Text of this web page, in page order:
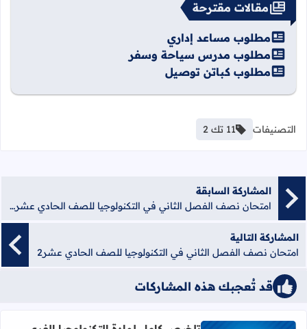
مقالات مقترحة
مطلوب مساعد إداري
مطلوب مدرس سياحة وسفر
مطلوب كباتن توصيل
التصنيفات 11 تك 2
المشاركة السابقة
امتحان نصف الفصل الثاني في التكنولوجيا للصف الحادي عشر ة (1)
المشاركة التالية
امتحان نصف الفصل الثاني في التكنولوجيا للصف الحادي عشر2
قد تُعجبك هذه المشاركات